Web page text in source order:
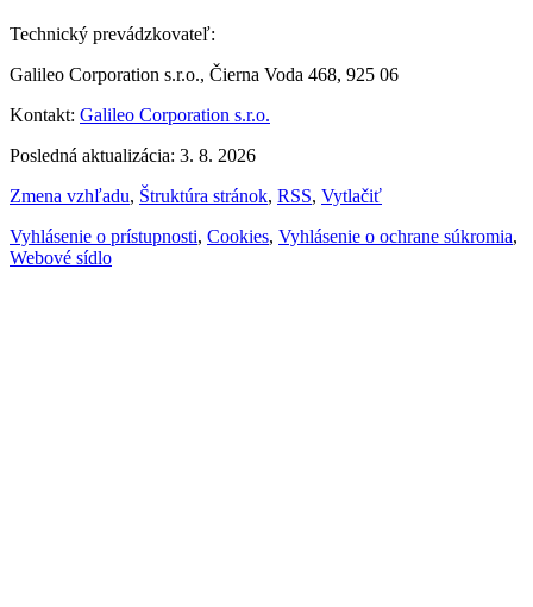
Technický prevádzkovateľ:
Galileo Corporation s.r.o., Čierna Voda 468, 925 06
Kontakt: Galileo Corporation s.r.o.
Posledná aktualizácia: 3. 8. 2026
Zmena vzhľadu, Štruktúra stránok, RSS, Vytlačiť
Vyhlásenie o prístupnosti, Cookies, Vyhlásenie o ochrane súkromia,
Webové sídlo